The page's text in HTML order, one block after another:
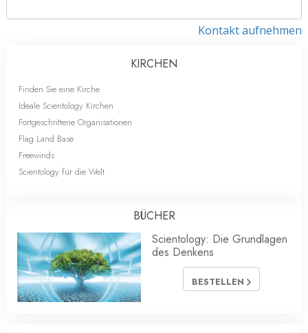
Kontakt aufnehmen
KIRCHEN
Finden Sie eine Kirche
Ideale Scientology Kirchen
Fortgeschrittene Organisationen
Flag Land Base
Freewinds
Scientology für die Welt
BÜCHER
Scientology: Die Grundlagen
des Denkens
BESTELLEN